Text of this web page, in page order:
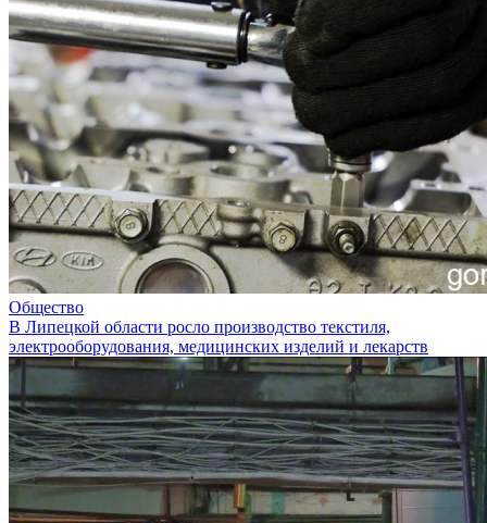
Общество
В Липецкой области росло производство текстиля,
электрооборудования, медицинских изделий и лекарств